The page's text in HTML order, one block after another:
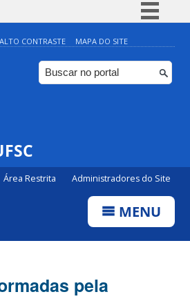
Simplifique!
Comunica BR
Participe
ALTO CONTRASTE MAPA DO SITE
Área Restrita Administradores do Site
MENU
pela